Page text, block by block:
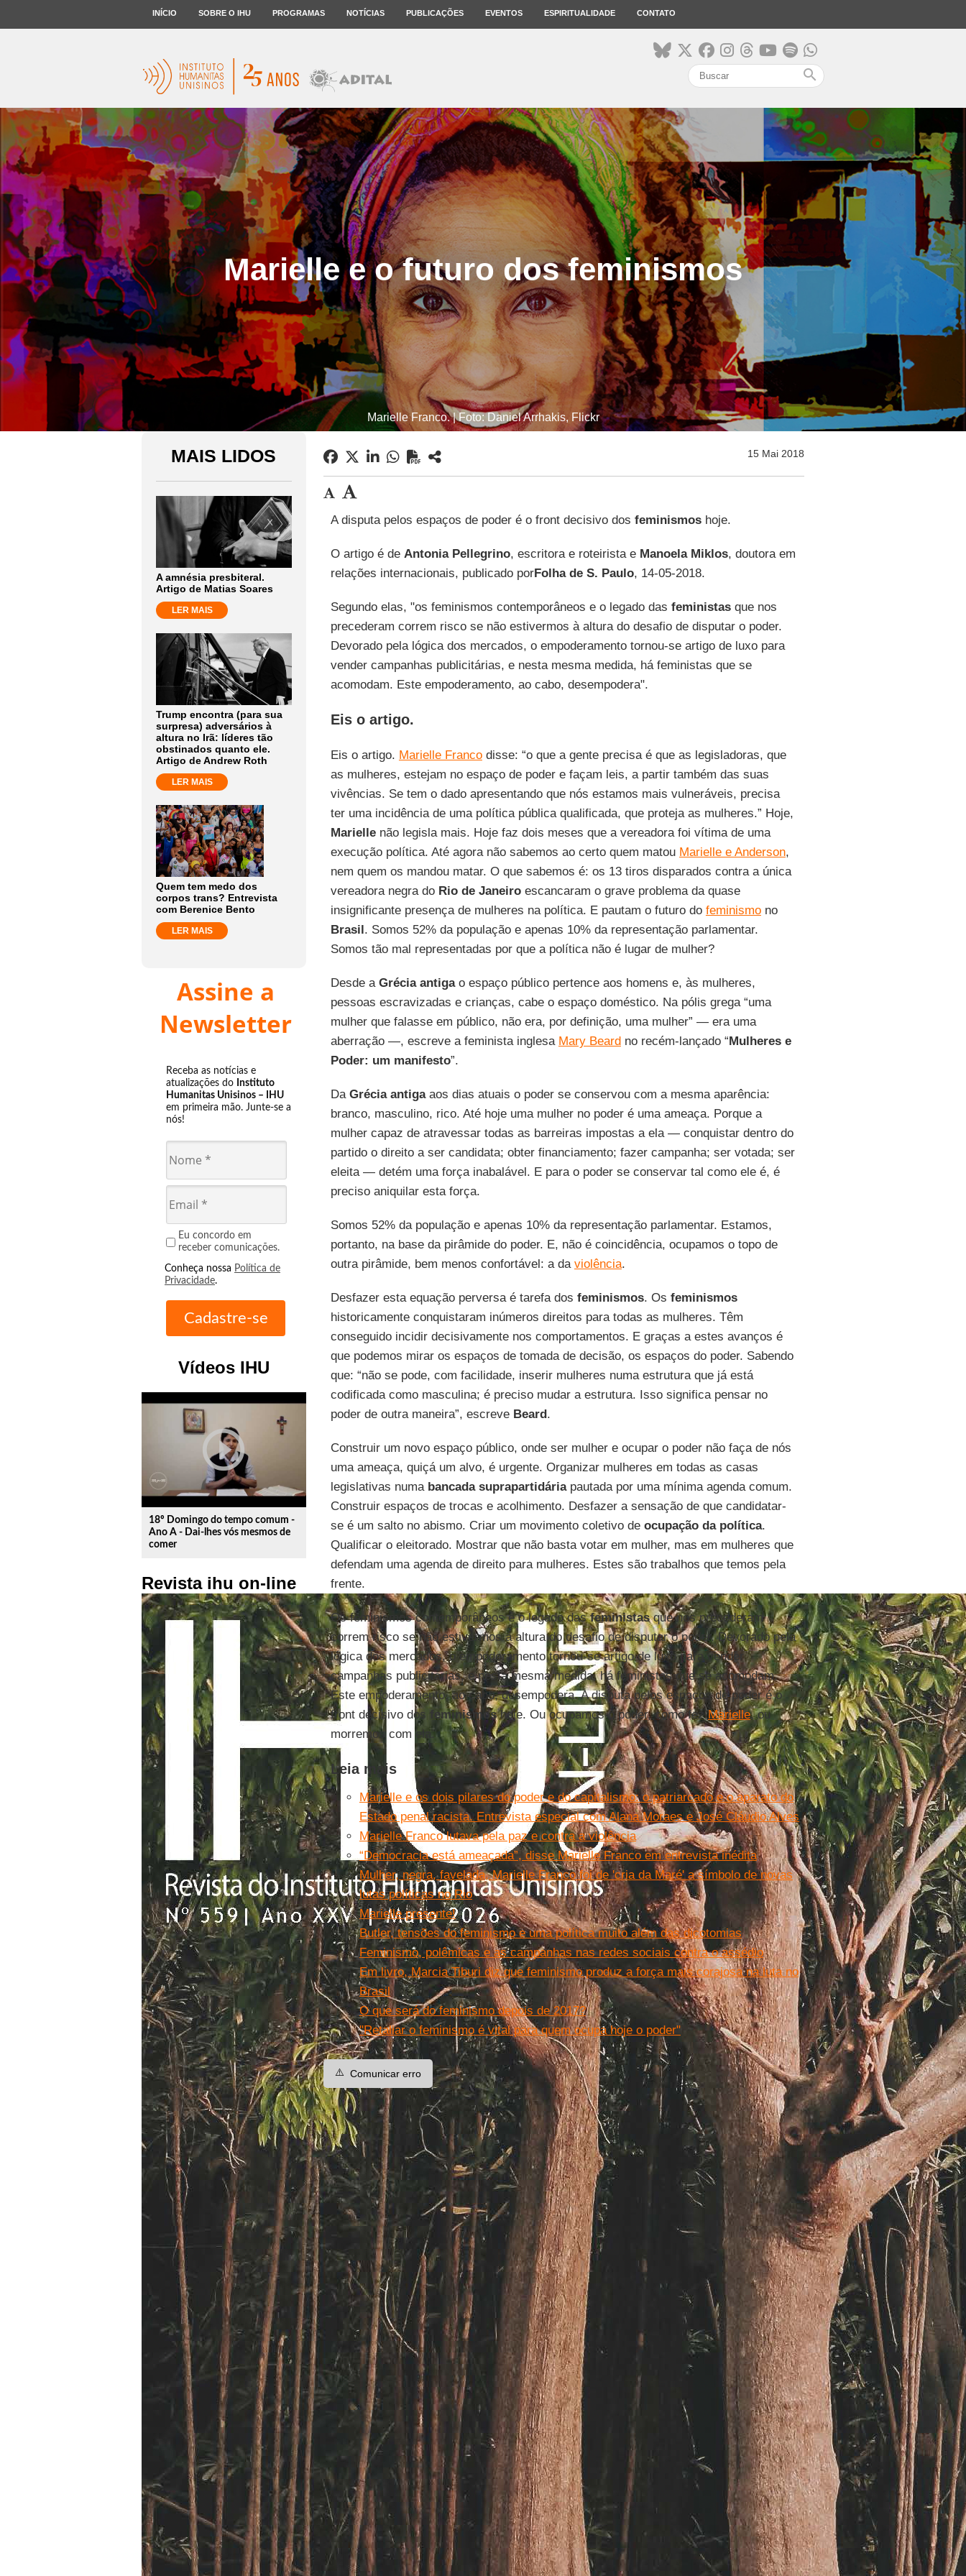
INÍCIO SOBRE O IHU PROGRAMAS NOTÍCIAS PUBLICAÇÕES EVENTOS ESPIRITUALIDADE CONTATO
search
Marielle e o futuro dos feminismos
Marielle Franco. | Foto: Daniel Arrhakis, Flickr
MAIS LIDOS
A amnésia presbiteral.
Artigo de Matias Soares
LER MAIS
Trump encontra (para sua
surpresa) adversários à
altura no Irã: líderes tão
obstinados quanto ele.
Artigo de Andrew Roth
LER MAIS
Quem tem medo dos
corpos trans? Entrevista
com Berenice Bento
LER MAIS
Assine a
Newsletter
Receba as notícias e
atualizações do Instituto
Humanitas Unisinos – IHU
em primeira mão. Junte-se a
nós!
Eu concordo em
receber comunicações.
Conheça nossa Política de
Privacidade.
Vídeos IHU
play_circle_outline
18º Domingo do tempo comum -
Ano A - Dai-lhes vós mesmos de
comer
Revista ihu on-line
15 Mai 2018
A disputa pelos espaços de poder é o front decisivo dos feminismoshoje.
O artigo é de Antonia Pellegrino, escritora e roteirista e Manoela Miklos, doutora em
relações internacionais, publicado porFolha de S. Paulo, 14-05-2018.
Segundo elas, "os feminismos contemporâneos e o legado das feministasque nos
precederam correm risco se não estivermos à altura do desafio de disputar o poder.
Devorado pela lógica dos mercados, o empoderamento tornou-se artigo de luxo para
vender campanhas publicitárias, e nesta mesma medida, há feministas que se
acomodam. Este empoderamento, ao cabo, desempodera".
Eis o artigo.
Eis o artigo. Marielle Francodisse: “o que a gente precisa é que as legisladoras, que
as mulheres, estejam no espaço de poder e façam leis, a partir também das suas
vivências. Se tem o dado apresentando que nós estamos mais vulneráveis, precisa
ter uma incidência de uma política pública qualificada, que proteja as mulheres.” Hoje,
Mariellenão legisla mais. Hoje faz dois meses que a vereadora foi vítima de uma
execução política. Até agora não sabemos ao certo quem matou Marielle e Anderson,
nem quem os mandou matar. O que sabemos é: os 13 tiros disparados contra a única
vereadora negra do Rio de Janeiroescancaram o grave problema da quase
insignificante presença de mulheres na política. E pautam o futuro do feminismono
Brasil. Somos 52% da população e apenas 10% da representação parlamentar.
Somos tão mal representadas por que a política não é lugar de mulher?
Desde a Grécia antigao espaço público pertence aos homens e, às mulheres,
pessoas escravizadas e crianças, cabe o espaço doméstico. Na pólis grega “uma
mulher que falasse em público, não era, por definição, uma mulher” — era uma
aberração —, escreve a feminista inglesa Mary Beardno recém-lançado “Mulheres e
Poder: um manifesto”.
Da Grécia antigaaos dias atuais o poder se conservou com a mesma aparência:
branco, masculino, rico. Até hoje uma mulher no poder é uma ameaça. Porque a
mulher capaz de atravessar todas as barreiras impostas a ela — conquistar dentro do
partido o direito a ser candidata; obter financiamento; fazer campanha; ser votada; ser
eleita — detém uma força inabalável. E para o poder se conservar tal como ele é, é
preciso aniquilar esta força.
Somos 52% da população e apenas 10% da representação parlamentar. Estamos,
portanto, na base da pirâmide do poder. E, não é coincidência, ocupamos o topo de
outra pirâmide, bem menos confortável: a da violência.
Desfazer esta equação perversa é tarefa dos feminismos. Os feminismos
historicamente conquistaram inúmeros direitos para todas as mulheres. Têm
conseguido incidir decisivamente nos comportamentos. E graças a estes avanços é
que podemos mirar os espaços de tomada de decisão, os espaços do poder. Sabendo
que: “não se pode, com facilidade, inserir mulheres numa estrutura que já está
codificada como masculina; é preciso mudar a estrutura. Isso significa pensar no
poder de outra maneira”, escreve Beard.
Construir um novo espaço público, onde ser mulher e ocupar o poder não faça de nós
uma ameaça, quiçá um alvo, é urgente. Organizar mulheres em todas as casas
legislativas numa bancada suprapartidáriapautada por uma mínima agenda comum.
Construir espaços de trocas e acolhimento. Desfazer a sensação de que candidatar-
se é um salto no abismo. Criar um movimento coletivo de ocupação da política.
Qualificar o eleitorado. Mostrar que não basta votar em mulher, mas em mulheres que
defendam uma agenda de direito para mulheres. Estes são trabalhos que temos pela
frente.
Os feminismos contemporâneos e o legado dasfeministasque nos precederam
correm risco se não estivermos à altura do desafio de disputar o poder. Devorado pela
lógica dos mercados, o empoderamento tornou-se artigo de luxo para vender
campanhas publicitárias, e nesta mesma medida, há feministas que se acomodam.
Este empoderamento, ao cabo, desempodera. A disputa pelos espaços de poder é o
front decisivo dos
feminismoshoje. Ou ocupamos o poder, como fezMarielle, ou
morremos com ela.
Leia mais
Marielle e os dois pilares do poder e do capitalismo: o patriarcado e o aparato do
Estado penal racista. Entrevista especial com Alana Moraes e José Cláudio Alves
Marielle Franco lutava pela paz e contra a violência
“Democracia está ameaçada”, disse Marielle Franco em entrevista inédita
Mulher, negra, favelada, Marielle Franco foi de 'cria da Maré' a símbolo de novas
lutas políticas no Rio
Marielle presente!
Butler, tensões do feminismo e uma política muito além das dicotomias
Feminismo, polêmicas e as campanhas nas redes sociais contra o assédio
Em livro, Marcia Tiburi diz que feminismo produz a força mais corajosa na luta no
Brasil
O que será do feminismo depois de 2017?
"Retaliar o feminismo é vital para quem ocupa hoje o poder"
⚠️ Comunicar erro